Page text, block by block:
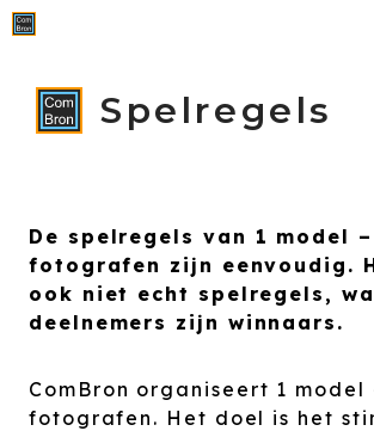
Spring
naar
inhoud
Spelregels
De spelregels van 1 model
fotografen zijn eenvoudig.
ook niet echt spelregels,
deelnemers zijn winnaars.
ComBron organiseert 1 model
fotografen. Het doel is het